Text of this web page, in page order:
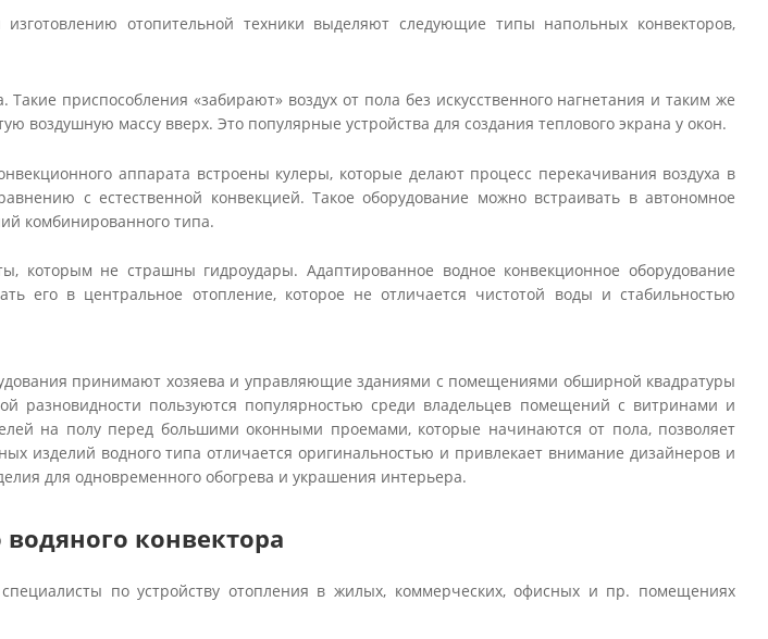
отопительной техники выделяют следующие типы напольных конвекторов,
Такие приспособления «забирают» воздух от пола без искусственного нагнетания и таким же
воздушную массу вверх. Это популярные устройства для создания теплового экрана у окон.
аппарата встроены кулеры, которые делают процесс перекачивания воздуха в
с естественной конвекцией. Такое оборудование можно встраивать в автономное
комбинированного типа.
которым не страшны гидроудары. Адаптированное водное конвекционное оборудование
его в центральное отопление, которое не отличается чистотой воды и стабильностью
принимают хозяева и управляющие зданиями с помещениями обширной квадратуры
разновидности пользуются популярностью среди владельцев помещений с витринами и
на полу перед большими оконными проемами, которые начинаются от пола, позволяет
изделий водного типа отличается оригинальностью и привлекает внимание дизайнеров и
для одновременного обогрева и украшения интерьера.
конвектора
по устройству отопления в жилых, коммерческих, офисных и пр. помещениях